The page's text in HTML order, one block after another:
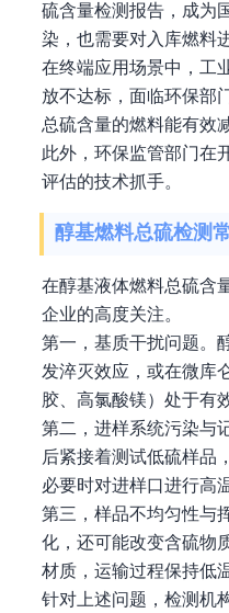
硫含量检测报告，成为
染，也需要对入库燃料
在终端应用场景中，工
放不达标，面临环保部
总硫含量的燃料能有效
此外，环保监管部门在
评估的技术抓手。
醇基燃料总硫检测
在醇基液体燃料总硫含
企业的高度关注。
第一，基质干扰问题。
发淬灭效应，或在微库
胶、高氯酸镁）处于有
第二，进样系统污染与
后紧接着测试低硫样品
必要时对进样口进行高
第三，样品不均匀性与
化，还可能改变含硫物
材质，运输过程保持低
针对上述问题，检测机